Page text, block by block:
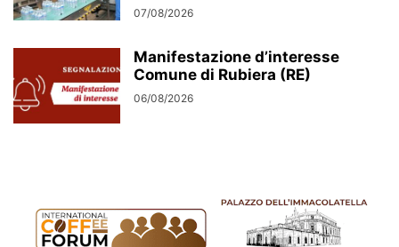
07/08/2026
Manifestazione d’interesse
Comune di Rubiera (RE)
06/08/2026